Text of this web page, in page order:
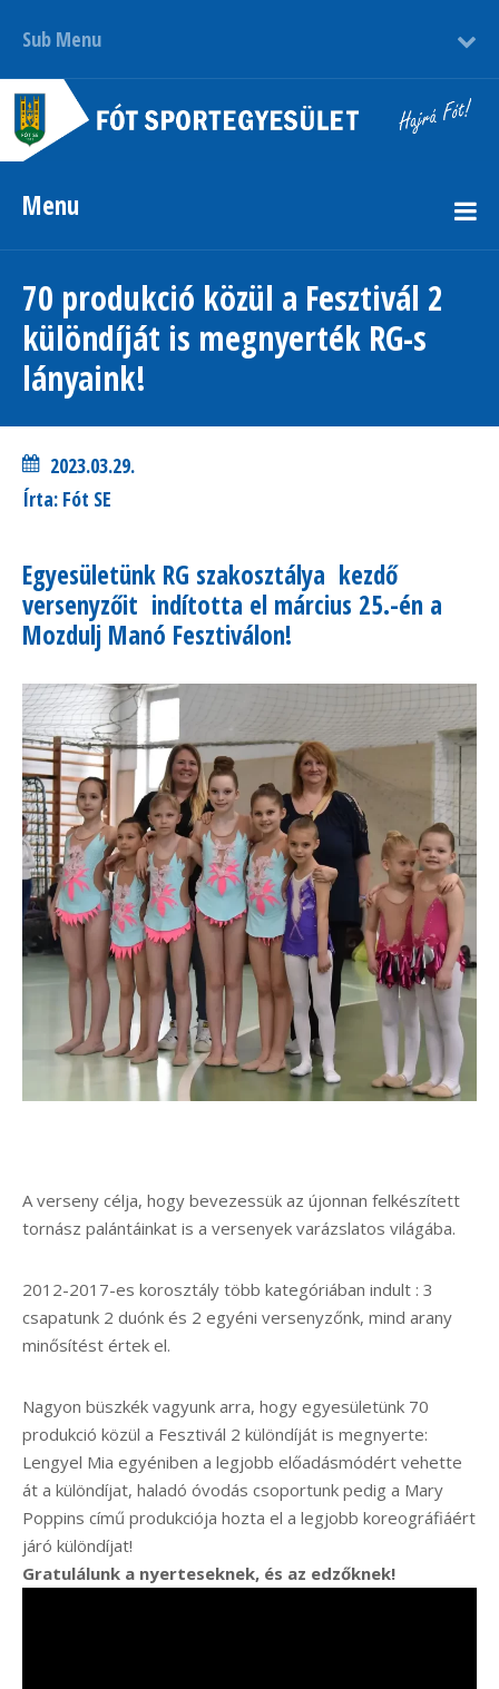
Sub Menu
Menu
70 produkció közül a Fesztivál 2
különdíját is megnyerték RG-s
lányaink!
2023.03.29.
Írta: Fót SE
Egyesületünk RG szakosztálya kezdő
versenyzőit indította el március 25.-én a
Mozdulj Manó Fesztiválon!
A verseny célja, hogy bevezessük az újonnan felkészített
tornász palántáinkat is a versenyek varázslatos világába.
2012-2017-es korosztály több kategóriában indult : 3
csapatunk 2 duónk és 2 egyéni versenyzőnk, mind arany
minősítést értek el.
Nagyon büszkék vagyunk arra, hogy egyesületünk 70
produkció közül a Fesztivál 2 különdíját is megnyerte:
Lengyel Mia egyéniben a legjobb előadásmódért vehette
át a különdíjat, haladó óvodás csoportunk pedig a Mary
Poppins című produkciója hozta el a legjobb koreográfiáért
járó különdíjat!
Gratulálunk a nyerteseknek, és az edzőknek!